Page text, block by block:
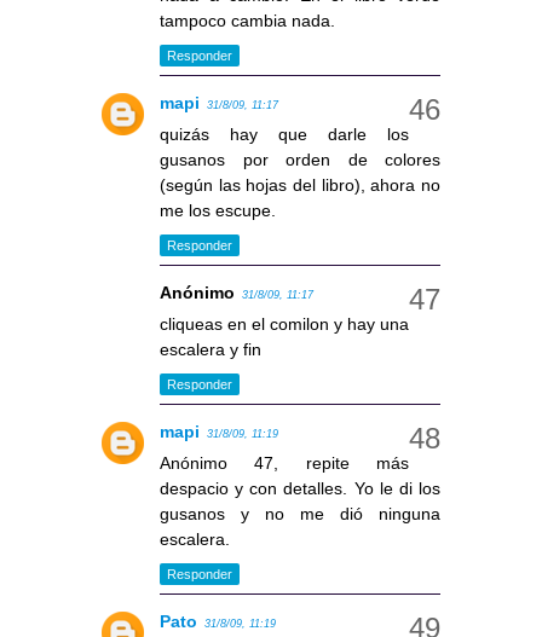
tampoco cambia nada.
Responder
mapi 31/8/09, 11:17
quizás hay que darle los
gusanos por orden de colores
(según las hojas del libro), ahora no
me los escupe.
Responder
Anónimo 31/8/09, 11:17
cliqueas en el comilon y hay una
escalera y fin
Responder
mapi 31/8/09, 11:19
Anónimo 47, repite más
despacio y con detalles. Yo le di los
gusanos y no me dió ninguna
escalera.
Responder
Pato 31/8/09, 11:19